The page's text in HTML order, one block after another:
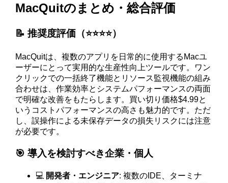
MacQuitのまとめ・総合評価
📝 推奨度評価（⭐️⭐️⭐️⭐️）
MacQuitは、複数のアプリを日常的に使用するMacユ
ーザーにとって実用的な生産性向上ツールです。ワン
クリックでの一括終了機能とリソース監視機能の組み
合わせは、作業効率とシステムパフォーマンスの両面
で明確な改善をもたらします。買い切り価格$4.99と
いうコストパフォーマンスの高さも魅力的です。ただ
し、誤操作による未保存データの損失リスクには注意
が必要です。
🎯 導入を検討すべき企業・個人
💻 開発者・エンジニア: 複数のIDE、ターミナ